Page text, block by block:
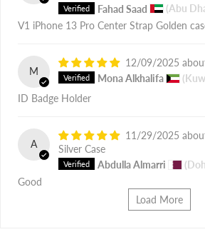
Fahad Saad
(Abu
V1 iPhone 13 Pro Center Strap Golden
M
12/09/2025
Mona Alkhalifa
ID Badge Holder
A
11/29/2025
Silver Case
Abdulla Almarri
Good
Load More